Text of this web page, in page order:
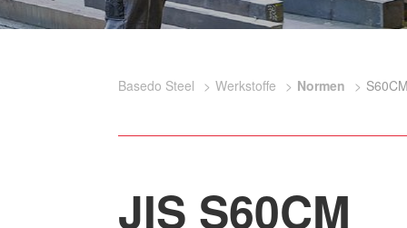
Basedo Steel Werkstoffe Normen
JIS S60CM